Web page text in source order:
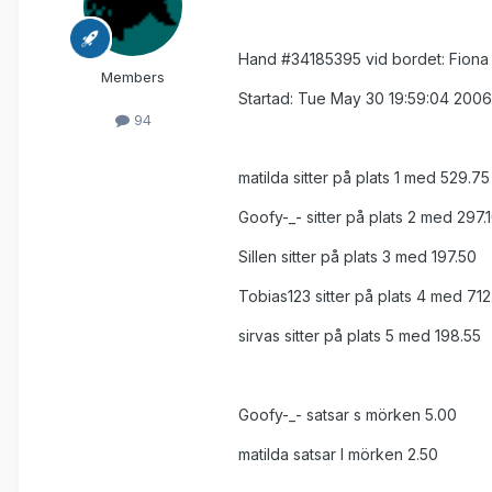
Members
94
Hand #34185395 vid bordet: Fiona
Startad: Tue May 30 19:59:04 2006
matilda sitter på plats 1 med 529.75
Goofy-_- sitter på plats 2 med
Sillen sitter på plats 3 med 197.50
Tobias123 sitter på plats 4 med
sirvas sitter på plats 5 med 198.55
Goofy-_- satsar s mörken 5.00
matilda satsar l mörken 2.50